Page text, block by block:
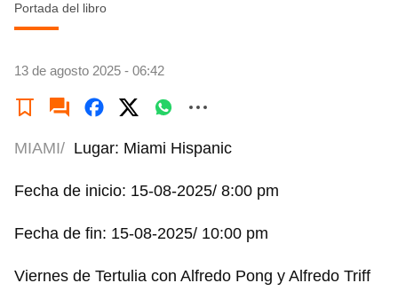
Portada del libro
13 de agosto 2025 - 06:42
MIAMI/ Lugar: Miami Hispanic
Fecha de inicio: 15-08-2025/ 8:00 pm
Fecha de fin: 15-08-2025/ 10:00 pm
Viernes de Tertulia con Alfredo Pong y Alfredo Triff